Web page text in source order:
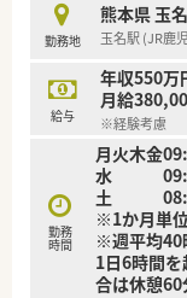
勤務地
熊本県 玉
玉名駅 (JR鹿
給与
年収550万
月給
※経験考慮
勤務
時間
月火木金
水 09:00
土 08:30
※1か月単
※週平均40
1日6時間
合は休憩60